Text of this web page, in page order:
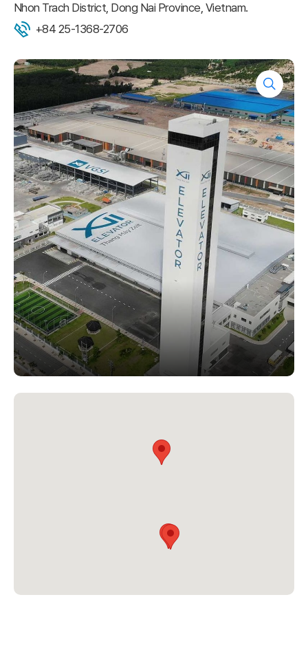
Nhon Trach District, Dong Nai Province, Vietnam.
+84 25-1368-2706